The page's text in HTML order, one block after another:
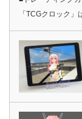
「TCGクロック